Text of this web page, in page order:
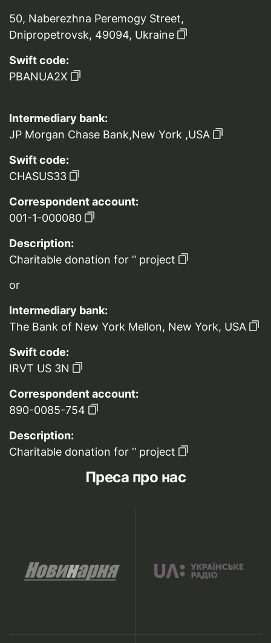
50, Naberezhna Peremogy Street,
Dnipropetrovsk, 49094, Ukraine
Swift code:
PBANUA2X
Intermediary bank:
JP Morgan Chase Bank,New York ,USA
Swift code:
CHASUS33
Correspondent account:
001-1-000080
Description:
Charitable donation for ‘’ project
or
Intermediary bank:
The Bank of New York Mellon, New York, USA
Swift code:
IRVT US 3N
Correspondent account:
890-0085-754
Description:
Charitable donation for ‘’ project
Преса про нас